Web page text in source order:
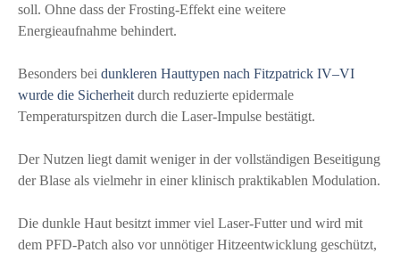
soll. Ohne dass der Frosting-Effekt eine weitere
Energieaufnahme behindert.
Besonders bei dunkleren Hauttypen nach Fitzpatrick IV–VI
wurde die Sicherheit durch reduzierte epidermale
Temperaturspitzen durch die Laser-Impulse bestätigt.
Der Nutzen liegt damit weniger in der vollständigen Beseitigung
der Blase als vielmehr in einer klinisch praktikablen Modulation.
Die dunkle Haut besitzt immer viel Laser-Futter und wird mit
dem PFD-Patch also vor unnötiger Hitzeentwicklung geschützt,